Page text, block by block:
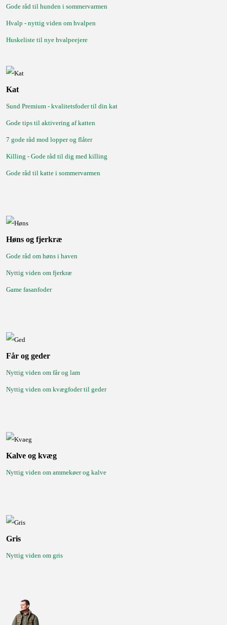
Gode råd til hunden i sommervarmen
Hvalp - nyttig viden om hvalpen
Huskeliste til nye hvalpeejere
Kat
Sund Premium - kvalitetsfoder til din kat
Gode tips til aktivering af katten
7 gode råd mod lopper og flåter
Killing - Gode råd til dig med killing
Gode råd til katte i sommervarmen
Høns og fjerkræ
Gode råd om høns i haven
Nyttig viden om fjerkræ
Game fasanfoder
Får og geder
Nyttig viden om får og lam
Nyttig viden om kvægfoder til geder
Kalve og kvæg
Nyttig viden om ammekøer og kalve
Gris
Nyttig viden om gris